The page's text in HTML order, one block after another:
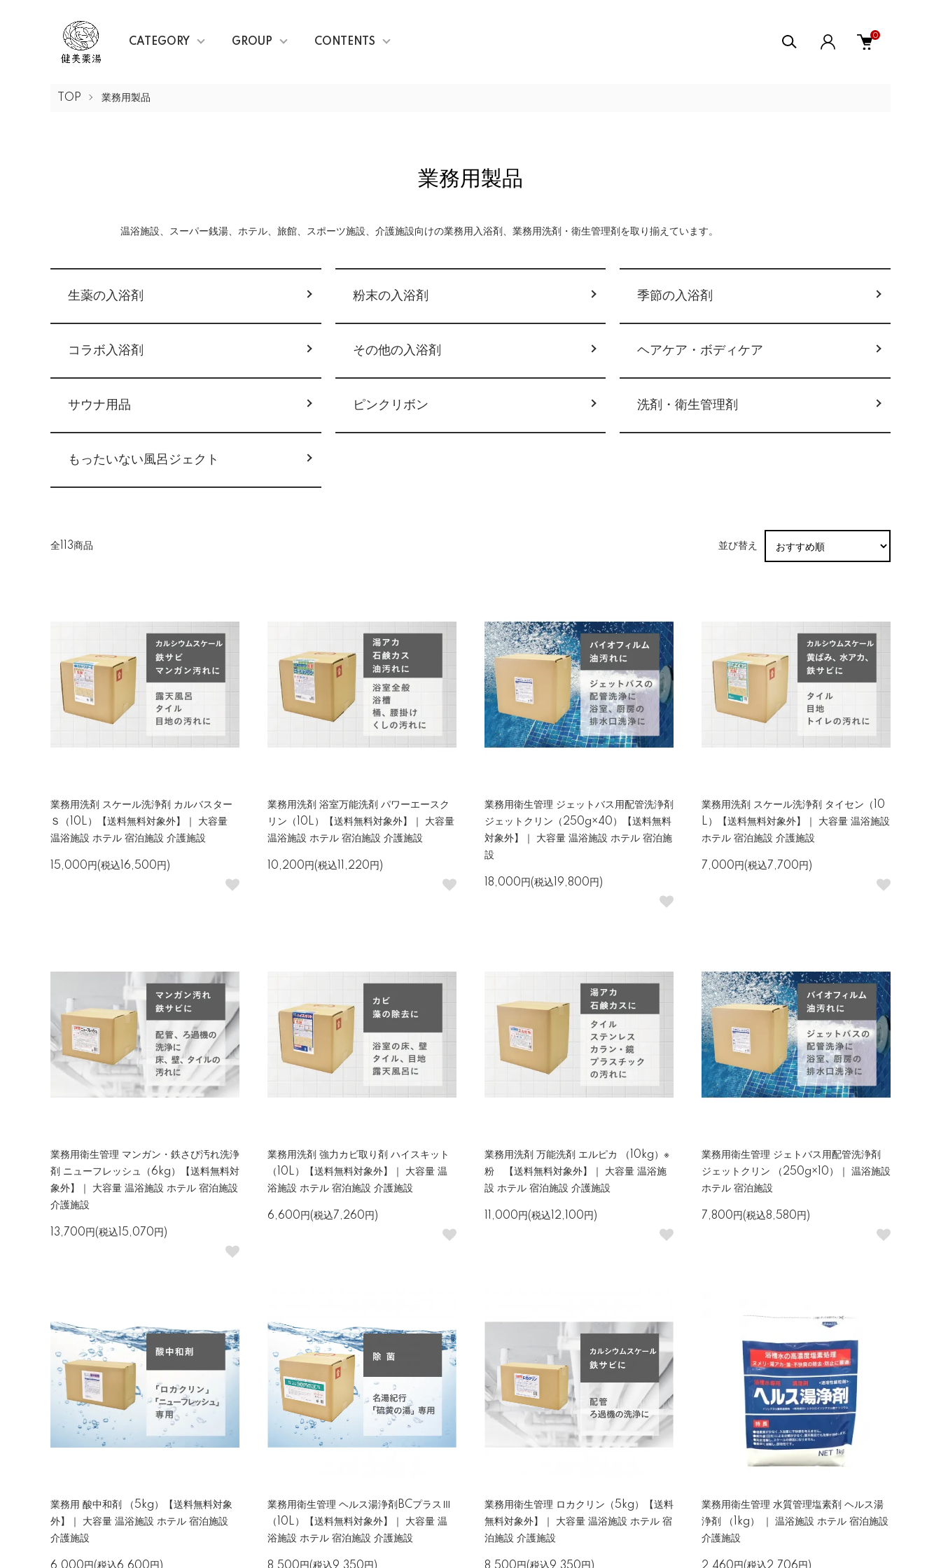
CATEGORY GROUP CONTENTS
0
TOP 業務用製品
業務用製品
温浴施設、スーパー銭湯、ホテル、旅館、スポーツ施設、介護施設向けの業務用入浴剤、業務用洗剤・衛生管理剤を取り揃えています。
生薬の入浴剤 粉末の入浴剤 季節の入浴剤
コラボ入浴剤 その他の入浴剤 ヘアケア・ボディケア
サウナ用品 ピンクリボン 洗剤・衛生管理剤
もったいない風呂ジェクト
全113商品 並び替え
業務用洗剤 スケール洗浄剤 カルバスター
Ｓ（10L）【送料無料対象外】｜ 大容量
温浴施設 ホテル 宿泊施設 介護施設
15,000円(税込16,500円)
業務用洗剤 浴室万能洗剤 パワーエースク
リン（10L）【送料無料対象外】｜ 大容量
温浴施設 ホテル 宿泊施設 介護施設
10,200円(税込11,220円)
業務用衛生管理 ジェットバス用配管洗浄剤
ジェットクリン（250g×40）【送料無料
対象外】｜ 大容量 温浴施設 ホテル 宿泊施
設
18,000円(税込19,800円)
業務用洗剤 スケール洗浄剤 タイセン（10
L）【送料無料対象外】｜ 大容量 温浴施設
ホテル 宿泊施設 介護施設
7,000円(税込7,700円)
業務用衛生管理 マンガン・鉄さび汚れ洗浄
剤 ニューフレッシュ（6kg）【送料無料対
象外】｜ 大容量 温浴施設 ホテル 宿泊施設
介護施設
13,700円(税込15,070円)
業務用洗剤 強力カビ取り剤 ハイスキット
（10L）【送料無料対象外】｜ 大容量 温
浴施設 ホテル 宿泊施設 介護施設
6,600円(税込7,260円)
業務用洗剤 万能洗剤 エルピカ （10kg）※
粉 【送料無料対象外】｜ 大容量 温浴施
設 ホテル 宿泊施設 介護施設
11,000円(税込12,100円)
業務用衛生管理 ジェトバス用配管洗浄剤
ジェットクリン （250g×10）｜ 温浴施設
ホテル 宿泊施設
7,800円(税込8,580円)
業務用 酸中和剤 （5kg）【送料無料対象
外】｜ 大容量 温浴施設 ホテル 宿泊施設
介護施設
業務用衛生管理 ヘルス湯浄剤BCプラスⅢ
（10L）【送料無料対象外】｜ 大容量 温
浴施設 ホテル 宿泊施設 介護施設
業務用衛生管理 ロカクリン（5kg）【送料
無料対象外】｜ 大容量 温浴施設 ホテル 宿
泊施設 介護施設
業務用衛生管理 水質管理塩素剤 ヘルス湯
浄剤 （1kg） ｜ 温浴施設 ホテル 宿泊施設
介護施設